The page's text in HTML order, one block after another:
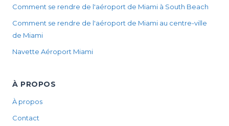
Comment se rendre de l'aéroport de Miami à South Beach
Comment se rendre de l'aéroport de Miami au centre-ville
de Miami
Navette Aéroport Miami
À PROPOS
À propos
Contact